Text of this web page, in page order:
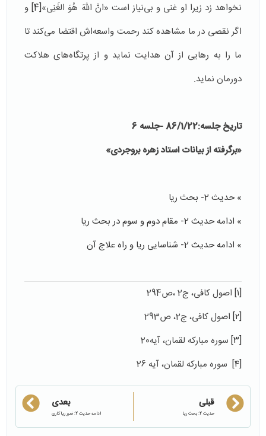
نخواهد زد زیرا او غنی و بی‌نیاز است «انَّ اللهَ هُوَ الغَنِی»[4] و
اگر نقصی در ما مشاهده کند رحمت واسعه‌اش اقتضا می‌کند تا
ما را به رهایی از آن هدایت نماید و از پرتگاه‌های هلاکت
دورمان نماید.
تاریخ جلسه:86/1/22 -جلسه 6
«برگرفته از بیانات استاد زهره بروجردی»
» حدیث 2- بحث ریا
» ادامه حدیث 2- مقام دوم و سوم در بحث ریا
» ادامه حدیث 2- شناسایی ریا و راه علاج آن
[۱] اصول کافی، ج2 ،ص294
[۲]
اصول کافی، ج2، ص293
[۳]
سوره مبارکه لقمان، آیه20
[۴]
سوره مبارکه لقمان، آیه 26
قبلی
حدیث 2: بحث ریا
بعدی
ادامه حدیث 2: ضرر ریاکاری